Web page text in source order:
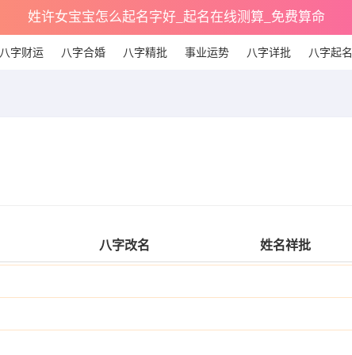
姓许女宝宝怎么起名字好_起名在线测算_免费算命
八字财运 八字合婚 八字精批 事业运势 八字详批 八字起名
八字改名 姓名祥批